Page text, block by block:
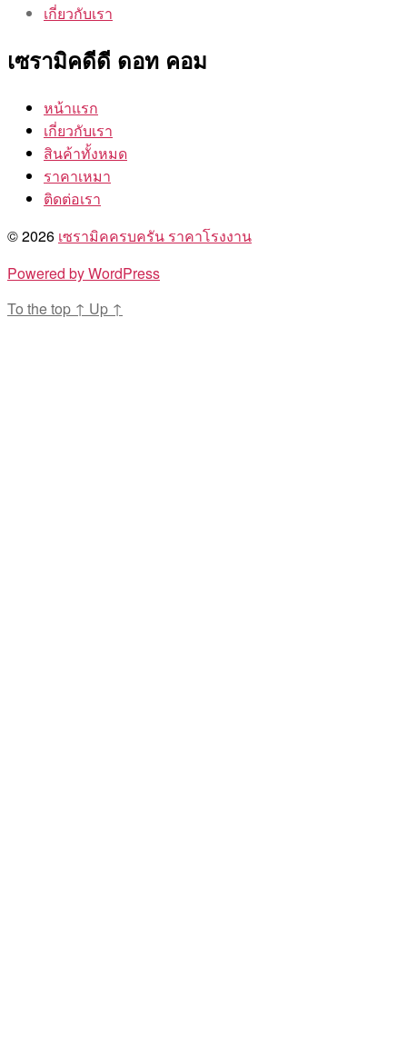
เกี่ยวกับเรา
เซรามิคดีดี ดอท คอม
หน้าแรก
เกี่ยวกับเรา
สินค้าทั้งหมด
ราคาเหมา
ติดต่อเรา
© 2026 เซรามิคครบครัน ราคาโรงงาน
Powered by WordPress
To the top ↑ Up ↑